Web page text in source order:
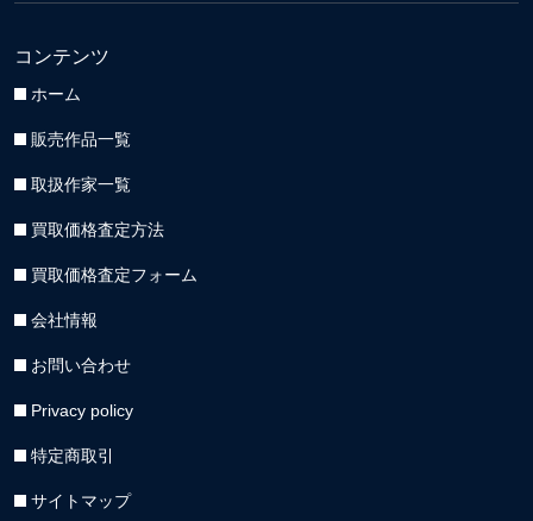
コンテンツ
ホーム
販売作品一覧
取扱作家一覧
買取価格査定方法
買取価格査定フォーム
会社情報
お問い合わせ
Privacy policy
特定商取引
サイトマップ